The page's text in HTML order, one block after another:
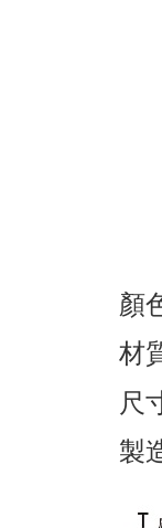
顏
材
尺
製